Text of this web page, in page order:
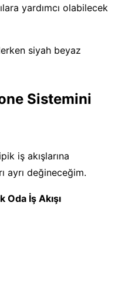
yardımcı olabilecek
siyah beyaz
Sistemini
iş akışlarına
ayrı değineceğim.
Oda İş Akışı